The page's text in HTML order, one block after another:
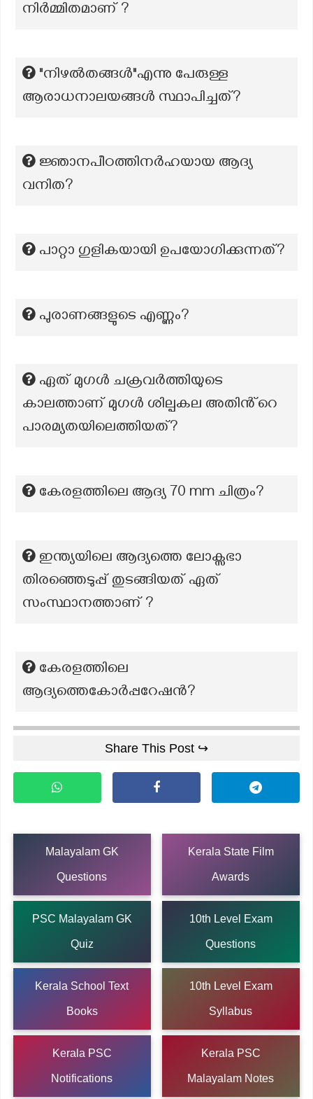
നിർമ്മിതമാണ് ?
"നിഴൽതങ്ങൾ"എന്നു പേരുള്ള
ആരാധനാലയങ്ങൾ സ്ഥാപിച്ചത്?
ജ്ഞാനപീഠത്തിനർഹയായ ആദ്യ
വനിത?
പാറ്റാ ഗുളികയായി ഉപയോഗിക്കുന്നത്?
പുരാണങ്ങളുടെ എണ്ണം?
ഏത് മുഗൾ ചക്രവർത്തിയുടെ
കാലത്താണ് മുഗൾ ശില്പകല അതിൻ്റെ
പാരമ്യതയിലെത്തിയത്?
കേരളത്തിലെ ആദ്യ 70 mm ചിത്രം?
ഇന്ത്യയിലെ ആദ്യത്തെ ലോക്സഭാ
തിരഞ്ഞെടുപ്പ് തുടങ്ങിയത് ഏത്
സംസ്ഥാനത്താണ് ?
കേരളത്തിലെ
ആദ്യത്തെകോർപ്പറേഷൻ?
Share This Post ↪
Malayalam GK
Questions
Kerala State Film
Awards
PSC Malayalam GK
Quiz
10th Level Exam
Questions
Kerala School Text
Books
10th Level Exam
Syllabus
Kerala PSC
Notifications
Kerala PSC
Malayalam Notes